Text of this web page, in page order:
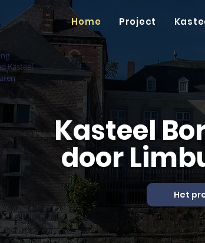
Kasteel
Home Project
Kasteel
door
Het